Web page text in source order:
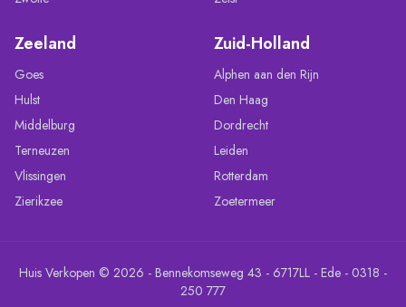
Zeeland
Goes
Hulst
Middelburg
Terneuzen
Vlissingen
Zierikzee
Zuid-Holland
Alphen aan den Rijn
Den Haag
Dordrecht
Leiden
Rotterdam
Zoetermeer
Huis Verkopen © 2026 - Bennekomseweg 43 - 6717LL - Ede - 0318 -
250 777